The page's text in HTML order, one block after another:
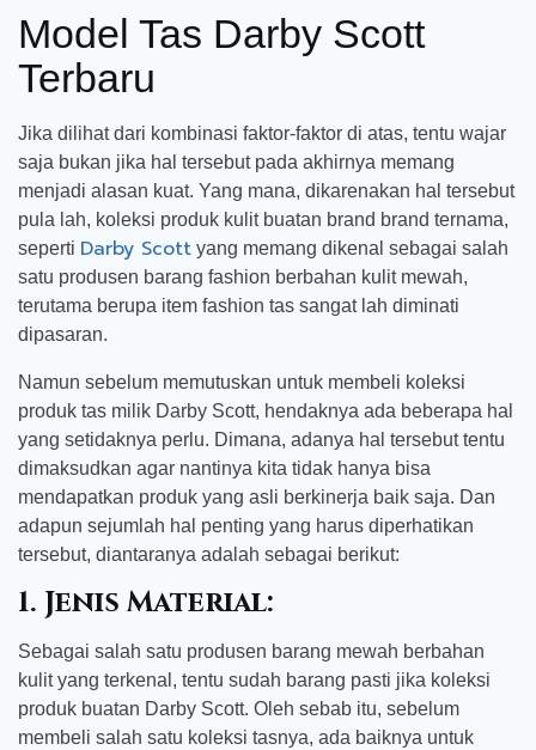
Model Tas Darby Scott
Terbaru
Jika dilihat dari kombinasi faktor-faktor di atas, tentu wajar
saja bukan jika hal tersebut pada akhirnya memang
menjadi alasan kuat. Yang mana, dikarenakan hal tersebut
pula lah, koleksi produk kulit buatan brand brand ternama,
seperti Darby Scott yang memang dikenal sebagai salah
satu produsen barang fashion berbahan kulit mewah,
terutama berupa item fashion tas sangat lah diminati
dipasaran.
Namun sebelum memutuskan untuk membeli koleksi
produk tas milik Darby Scott, hendaknya ada beberapa hal
yang setidaknya perlu. Dimana, adanya hal tersebut tentu
dimaksudkan agar nantinya kita tidak hanya bisa
mendapatkan produk yang asli berkinerja baik saja. Dan
adapun sejumlah hal penting yang harus diperhatikan
tersebut, diantaranya adalah sebagai berikut:
1. Jenis Material:
Sebagai salah satu produsen barang mewah berbahan
kulit yang terkenal, tentu sudah barang pasti jika koleksi
produk buatan Darby Scott. Oleh sebab itu, sebelum
membeli salah satu koleksi tasnya, ada baiknya untuk